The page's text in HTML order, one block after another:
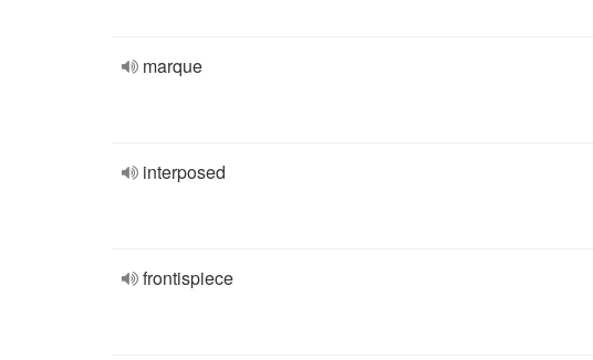
marque
interposed
frontispiece